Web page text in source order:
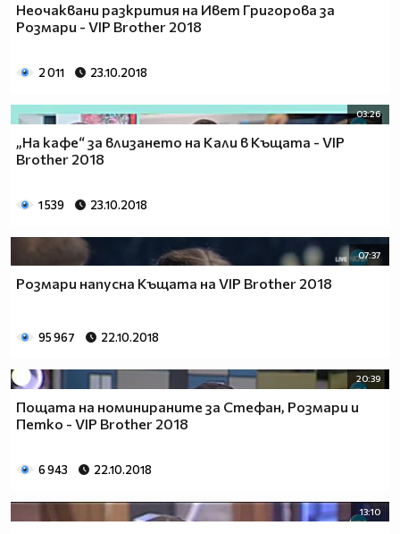
Неочаквани разкрития на Ивет Григорова за
Розмари - VIP Brother 2018
2 011 23.10.2018
03:26
„На кафе“ за влизането на Кали в Къщата - VIP
Brother 2018
1 539 23.10.2018
07:37
Розмари напусна Къщата на VIP Brother 2018
95 967 22.10.2018
20:39
Пощата на номинираните за Стефан, Розмари и
Петко - VIP Brother 2018
6 943 22.10.2018
13:10